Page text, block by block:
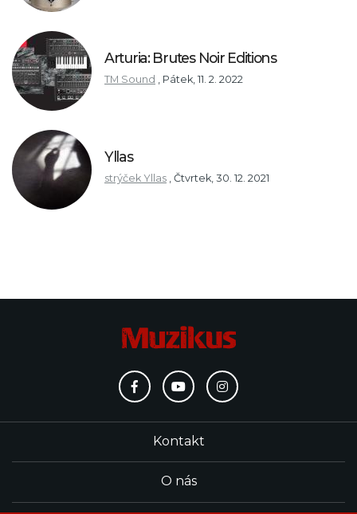
Arturia: Brutes Noir Editions
TM Sound , Pátek, 11. 2. 2022
Yllas
strýček Yllas , Čtvrtek, 30. 12. 2021
Kontakt
O nás